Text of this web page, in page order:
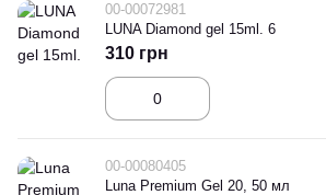
00-00072981
LUNA Diamond gel 15ml. 6
310 грн
00-00080405
Luna Premium Gel 20, 50 мл